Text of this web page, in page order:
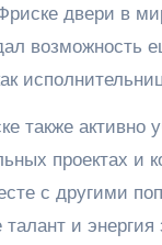
двери в
возможность
также активно
проектах и
с другими
и энергия